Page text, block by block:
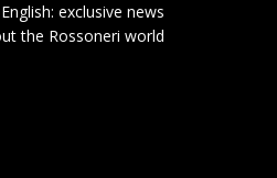
exclusive news
the Rossoneri world.